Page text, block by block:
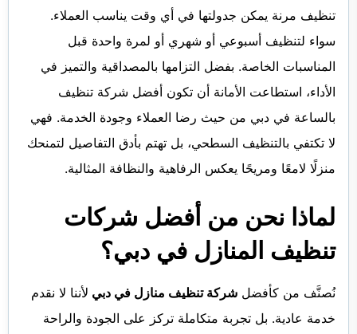
تنظيف مرنة يمكن جدولتها في أي وقت يناسب العملاء.
سواء لتنظيف أسبوعي أو شهري أو لمرة واحدة قبل
المناسبات الخاصة. بفضل التزامها بالمصداقية والتميز في
الأداء، استطاعت الأمانة أن تكون أفضل شركة تنظيف
بالساعة في دبي من حيث رضا العملاء وجودة الخدمة. فهي
لا تكتفي بالتنظيف السطحي، بل تهتم بأدق التفاصيل لتمنحك
منزلًا لامعًا ومريحًا يعكس الرفاهية والنظافة المثالية.
لماذا نحن من أفضل شركات
تنظيف المنازل في دبي؟
نُصنَّف من كأفضل شركة تنظيف منازل في دبي لأننا لا نقدم
خدمة عادية. بل تجربة متكاملة تركز على الجودة والراحة